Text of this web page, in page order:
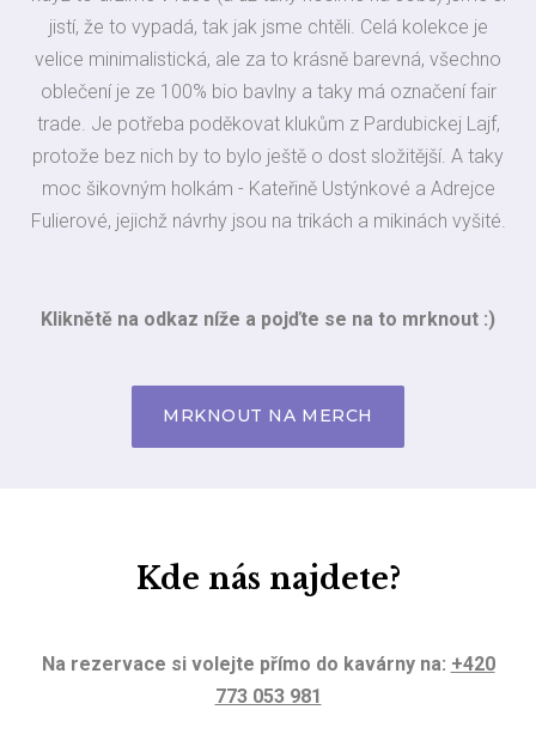
jistí, že to vypadá, tak jak jsme chtěli. Celá kolekce je
velice minimalistická, ale za to krásně barevná, všechno
oblečení je ze 100% bio bavlny a taky má označení fair
trade. Je potřeba poděkovat klukům z Pardubickej Lajf,
protože bez nich by to bylo ještě o dost složitější. A taky
moc šikovným holkám - Kateřině Ustýnkové a Adrejce
Fulierové, jejichž návrhy jsou na trikách a mikinách vyšité.
Kliknětě na odkaz níže a pojďte se na to mrknout :)
MRKNOUT NA MERCH
Kde nás najdete?
Na rezervace si volejte přímo do kavárny na: +420
773 053 981